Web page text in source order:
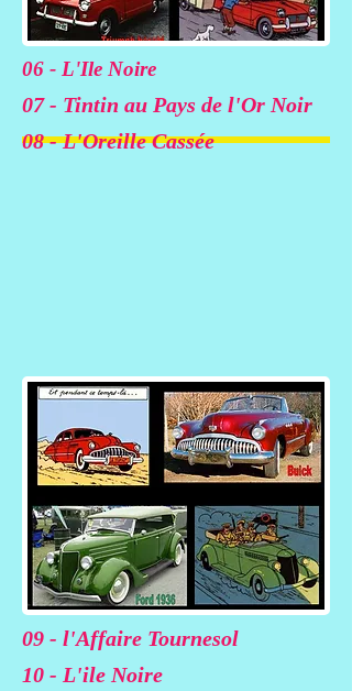
06 - L'Ile Noire
07 - Tintin au Pays de l'Or Noir
08 - L'Oreille Cassée
09 - l'Affaire Tournesol
10 - L'ile Noire